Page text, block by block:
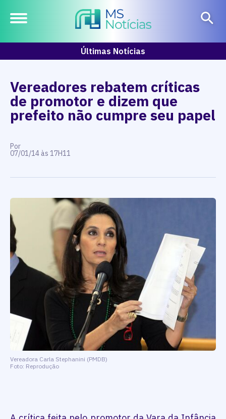
Últimas Notícias
Vereadores rebatem críticas
de promotor e dizem que
prefeito não cumpre seu papel
Por
07/01/14 às 17H11
Vereadora Carla Stephanini (PMDB)
Foto: Reprodução